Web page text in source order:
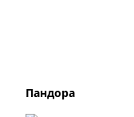
Пандора